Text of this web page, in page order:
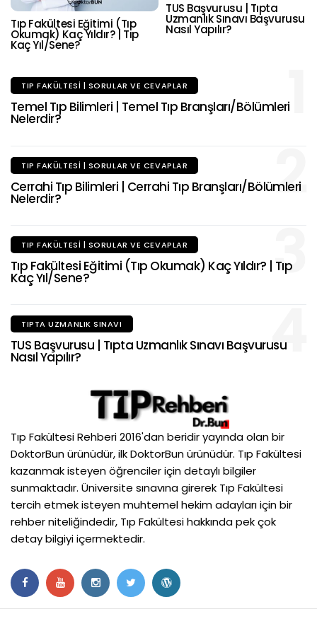
Tıp Fakültesi Eğitimi (Tıp
Okumak) Kaç Yıldır? | Tıp
Kaç Yıl/Sene?
TUS Başvurusu | Tıpta
Uzmanlık Sınavı Başvurusu
Nasıl Yapılır?
1
TIP FAKÜLTESI | SORULAR VE CEVAPLAR
Temel Tıp Bilimleri | Temel Tıp Branşları/Bölümleri
Nelerdir?
2
TIP FAKÜLTESI | SORULAR VE CEVAPLAR
Cerrahi Tıp Bilimleri | Cerrahi Tıp Branşları/Bölümleri
Nelerdir?
3
TIP FAKÜLTESI | SORULAR VE CEVAPLAR
Tıp Fakültesi Eğitimi (Tıp Okumak) Kaç Yıldır? | Tıp
Kaç Yıl/Sene?
4
TIPTA UZMANLIK SINAVI
TUS Başvurusu | Tıpta Uzmanlık Sınavı Başvurusu
Nasıl Yapılır?
Tıp Fakültesi Rehberi 2016'dan beridir yayında olan bir
DoktorBun ürünüdür, ilk DoktorBun ürünüdür. Tıp Fakültesi
kazanmak isteyen öğrenciler için detaylı bilgiler
sunmaktadır. Üniversite sınavına girerek Tıp Fakültesi
tercih etmek isteyen muhtemel hekim adayları için bir
rehber niteliğindedir, Tıp Fakültesi hakkında pek çok
detay bilgiyi içermektedir.